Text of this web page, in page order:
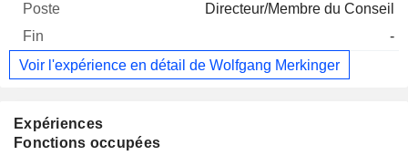
Directeur/Membre du Conseil
-
Voir l'expérience en détail de Wolfgang Merkinger
Expériences
Fonctions occupées